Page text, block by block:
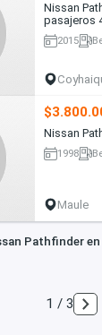
Nissan
pasajeros
2015
Nissan
1998
Maule
Pathfinder
1 / 3